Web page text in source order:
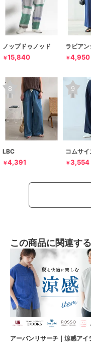
ノップドゥノッド
￥15,840
ラビアン
￥4,950
LBC
￥4,391
コムサイ
￥3,554
この商品に関連す
アーバンリサーチ｜涼感アイ